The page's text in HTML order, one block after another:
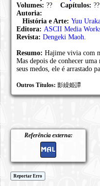
Volumes: ?? Capítulos: ??
Autoria:
História e Arte: Yuu
Editora: ASCII Media
Revista: Dengeki Maoh.
Resumo: Hajime vivia com
Mas depois de conhecer
seus medos, ele é arrastado
Outros Títulos: 影繰姫譚
Referência externa:
Reportar Erro